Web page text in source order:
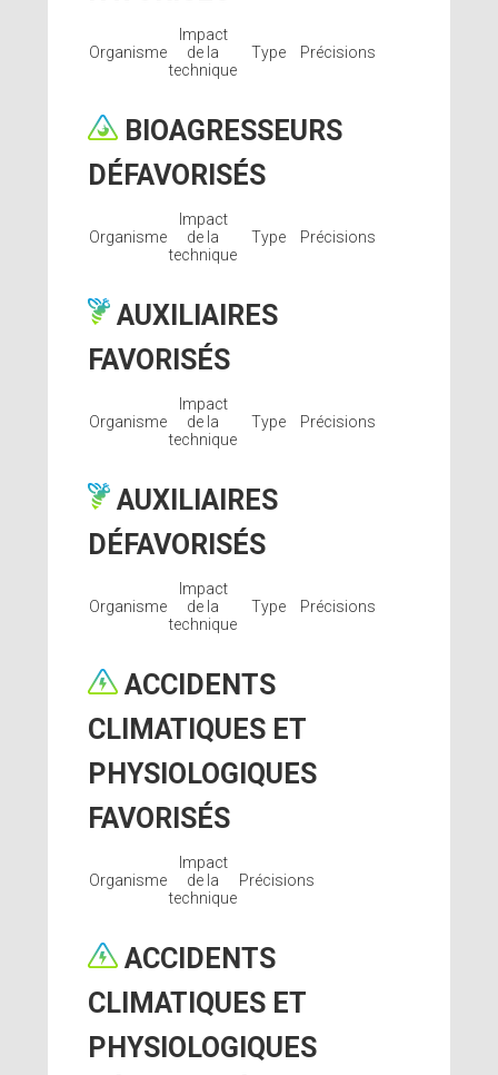
Organisme
Impact
de la
technique
Type Précisions
BIOAGRESSEURS
DÉFAVORISÉS
Organisme
Impact
de la
technique
Type Précisions
AUXILIAIRES
FAVORISÉS
Organisme
Impact
de la
technique
Type Précisions
AUXILIAIRES
DÉFAVORISÉS
Organisme
Impact
de la
technique
Type Précisions
ACCIDENTS
CLIMATIQUES ET
PHYSIOLOGIQUES
FAVORISÉS
Organisme
Impact
de la
technique
Précisions
ACCIDENTS
CLIMATIQUES ET
PHYSIOLOGIQUES